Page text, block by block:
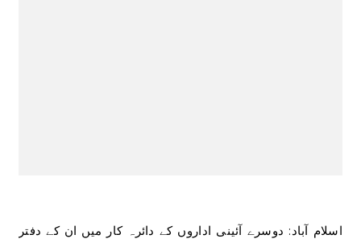
اسلام آباد: دوسرے آئینی اداروں کے دائرہ کار میں ان کے دفتر